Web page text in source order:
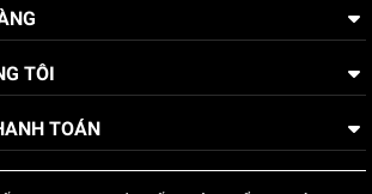
TÔI
TOÁN